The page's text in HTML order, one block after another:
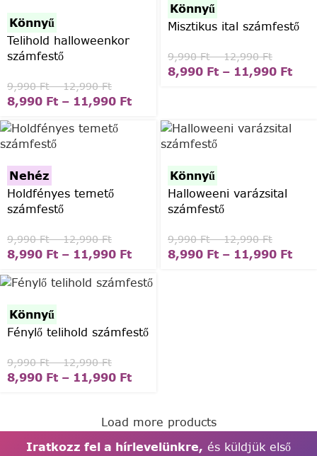
Könnyű
Telihold halloweenkor
számfestő
9,990Ft – 12,990Ft
8,990 Ft – 11,990 Ft
Könnyű
Misztikus ital számfestő
9,990Ft – 12,990Ft
8,990 Ft – 11,990 Ft
Nehéz
Holdfényes temető
számfestő
9,990Ft – 12,990Ft
8,990 Ft – 11,990 Ft
Könnyű
Halloweeni varázsital
számfestő
9,990Ft – 12,990Ft
8,990 Ft – 11,990 Ft
Könnyű
Fénylő telihold számfestő
9,990Ft – 12,990Ft
8,990 Ft – 11,990 Ft
Load more products
Iratkozz fel a hírlevelünkre, és küldjük első